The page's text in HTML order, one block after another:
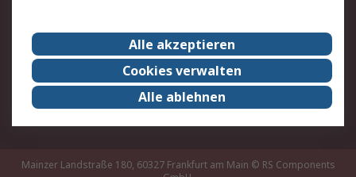
RS weltweit
Karriere bei RS
Nachhaltigkeit
Qualität/Umwelt/ZertifikatePresse-Center
Event-Center
Mainzer Landstraße 180, 60327 Frankfurt am Main © RS Components
Alle akzeptieren
Cookies verwalten
Alle ablehnen